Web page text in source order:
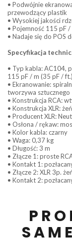
• Podwójnie
przewodzący plastik
• Wysokiej jakości
• Pojemność 115 pF
• Nadaje się do POS
Specyfikacja
• Typ kabla: AC104,
115 pF / m (35 pF / ft.)
• Ekranowanie:
tworzywa sztucznego
• Konstrukcja RCA:
• Konstrukcja XLR:
• Producent XLR:
• Osłona / rękaw:
• Kolor kabla: czarny
• Waga: 0,37 kg
• Długość: 3 m
• Złącze 1: proste
• Kontakt 1:
• Złącze 2: XLR 3p.
• Kontakt 2: